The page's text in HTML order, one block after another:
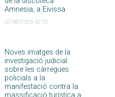
Amnesia, a Eivissa
07/08/2026 02:33
Noves imatges de la
investigació judicial
sobre les càrregues
policials a la
manifestació contra la
massificació turística a